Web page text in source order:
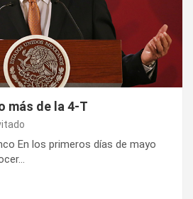
más de la 4-T
En los primeros días de mayo